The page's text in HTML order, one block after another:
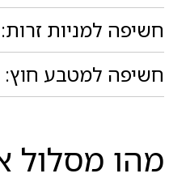
חשיפה למניות זרות:
חשיפה למטבע חוץ:
מהו מסלול